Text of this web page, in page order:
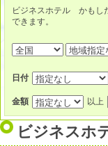
ビジネスホテル かもし
できます。
日付
金額 以上
ビジネスホ